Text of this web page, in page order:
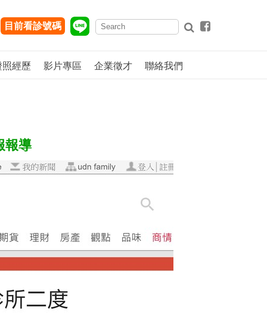
目前看診號碼
經歷 影片專區 企業徵才 聯絡我們
報導